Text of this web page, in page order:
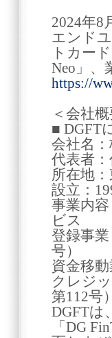
2024年8
エンド
トカー
Neo」、
https://
＜会社概
■ DGFT
会社名
代表者：
所在地
設立：
事業内
ビス
登録事
号）
資金移
クレジ
第112号）
DGFTは
「DG